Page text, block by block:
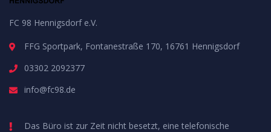
FC 98 Hennigsdorf e.V.
FFG Sportpark, Fontanestraße 170, 16761 Hennigsdorf
03302 2092377
info@fc98.de
Das Büro ist zur Zeit nicht besetzt, eine telefonische